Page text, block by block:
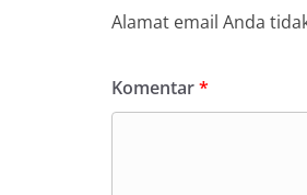
Alamat email Anda
Komentar*